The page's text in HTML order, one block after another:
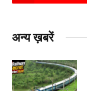
अन्य ख़बरें